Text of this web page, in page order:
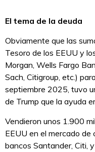
El tema de la deuda
Obviamente que las
Tesoro de los EEUU y
Morgan, Wells Fargo
Sach, Citigroup, etc.)
septiembre 2025, tuvo
de Trump que la ayuda
Vendieron unos 1.900
EEUU en el mercado
bancos Santander, Citi,